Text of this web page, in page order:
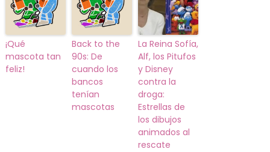
¡Qué
mascota tan
feliz!
Back to the
90s: De
cuando los
bancos
tenían
mascotas
La Reina Sofía,
Alf, los Pitufos
y Disney
contra la
droga:
Estrellas de
los dibujos
animados al
rescate